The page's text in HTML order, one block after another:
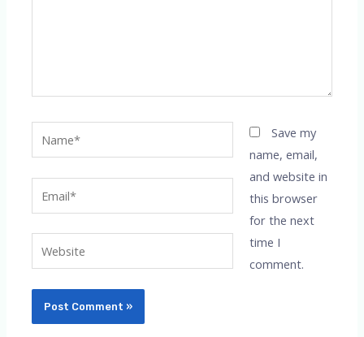
Website
Save my
name, email,
and website in
this browser
for the next
time I
comment.